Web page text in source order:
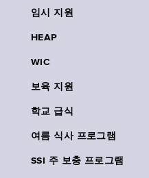
임시 지원
HEAP
WIC
보육 지원
학교 급식
여름 식사 프로그램
SSI 주 보충 프로그램